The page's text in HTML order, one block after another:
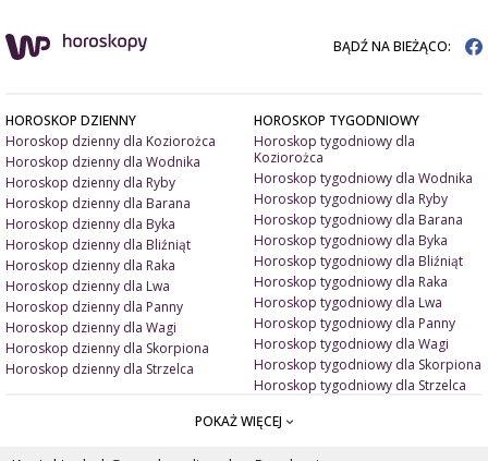
BĄDŹ NA BIEŻĄCO:
HOROSKOP DZIENNY
Horoskop dzienny dla Koziorożca
Horoskop dzienny dla Wodnika
Horoskop dzienny dla Ryby
Horoskop dzienny dla Barana
Horoskop dzienny dla Byka
Horoskop dzienny dla Bliźniąt
Horoskop dzienny dla Raka
Horoskop dzienny dla Lwa
Horoskop dzienny dla Panny
Horoskop dzienny dla Wagi
Horoskop dzienny dla Skorpiona
Horoskop dzienny dla Strzelca
HOROSKOP TYGODNIOWY
Horoskop tygodniowy dla
Koziorożca
Horoskop tygodniowy dla Wodnika
Horoskop tygodniowy dla Ryby
Horoskop tygodniowy dla Barana
Horoskop tygodniowy dla Byka
Horoskop tygodniowy dla Bliźniąt
Horoskop tygodniowy dla Raka
Horoskop tygodniowy dla Lwa
Horoskop tygodniowy dla Panny
Horoskop tygodniowy dla Wagi
Horoskop tygodniowy dla Skorpiona
Horoskop tygodniowy dla Strzelca
ZNAK ZODIAKU A
POKAŻ WIĘCEJ